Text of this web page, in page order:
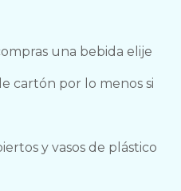
una bebida elije
cartón por lo menos si
y vasos de plástico